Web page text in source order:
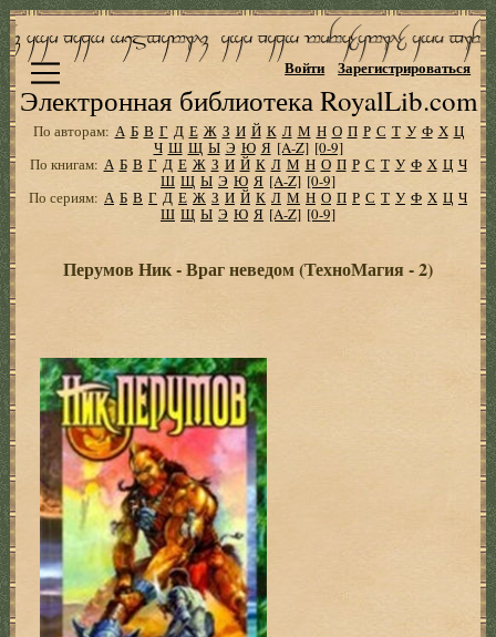
Электронная библиотека RoyalLib.com
Войти Зарегистрироваться
По авторам: А Б В Г Д Е Ж З И Й К Л М Н О П Р С Т У Ф Х Ц
Ч Ш Щ Ы Э Ю Я [A-Z] [0-9]
По книгам: А Б В Г Д Е Ж З И Й К Л М Н О П Р С Т У Ф Х Ц Ч
Ш Щ Ы Э Ю Я [A-Z] [0-9]
По сериям: А Б В Г Д Е Ж З И Й К Л М Н О П Р С Т У Ф Х Ц Ч
Ш Щ Ы Э Ю Я [A-Z] [0-9]
Перумов Ник - Враг неведом (ТехноМагия - 2)